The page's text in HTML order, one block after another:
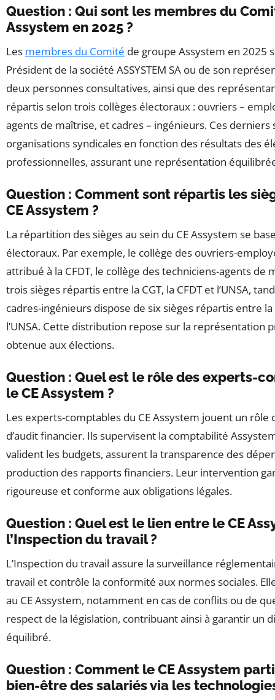
Question : Qui sont les membres du
Assystem en 2025 ?
Les membres du Comité de groupe Assystem en 2025
Président de la société ASSYSTEM SA ou de son
deux personnes consultatives, ainsi que des
répartis selon trois collèges électoraux : ouvriers –
agents de maîtrise, et cadres – ingénieurs. Ces derniers
organisations syndicales en fonction des résultats des
professionnelles, assurant une représentation
Question : Comment sont répartis les
CE Assystem ?
La répartition des sièges au sein du CE Assystem se
électoraux. Par exemple, le collège des ouvriers-
attribué à la CFDT, le collège des techniciens-agents de
trois sièges répartis entre la CGT, la CFDT et l’UNSA,
cadres-ingénieurs dispose de six sièges répartis entre la
l’UNSA. Cette distribution repose sur la représentation
obtenue aux élections.
Question : Quel est le rôle des experts-
le CE Assystem ?
Les experts-comptables du CE Assystem jouent un rôle
d’audit financier. Ils supervisent la comptabilité
valident les budgets, assurent la transparence des
production des rapports financiers. Leur intervention
rigoureuse et conforme aux obligations légales.
Question : Quel est le lien entre le CE
l’Inspection du travail ?
L’Inspection du travail assure la surveillance
travail et contrôle la conformité aux normes sociales.
au CE Assystem, notamment en cas de conflits ou de
respect de la législation, contribuant ainsi à garantir un
équilibré.
Question : Comment le CE Assystem
bien-être des salariés via les